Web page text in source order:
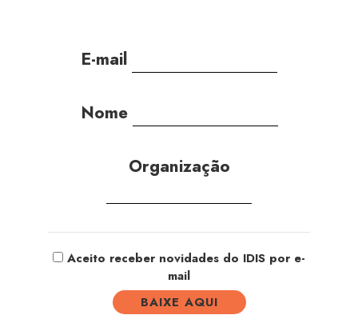
E-mail
Nome
Organização
Aceito receber novidades do IDIS por e-
mail